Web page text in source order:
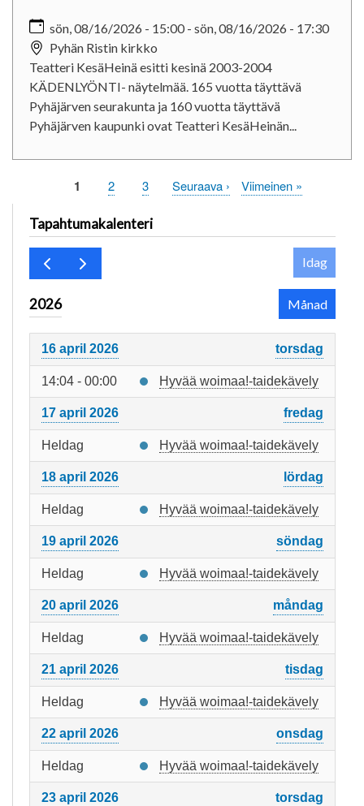
sön, 08/16/2026 - 15:00- sön, 08/16/2026 - 17:30
Pyhän Ristin kirkko
Teatteri KesäHeinä esitti kesinä 2003-2004
KÄDENLYÖNTI- näytelmää. 165 vuotta täyttävä
Pyhäjärven seurakunta ja 160 vuotta täyttävä
Pyhäjärven kaupunki ovat Teatteri KesäHeinän...
Paginering
Sida
1 Sida
2 Sida
3
Nästa
Seuraava ›
Sista
Viimeinen »
Tapahtumakalenteri
Idag
2026 Månad
16 april 2026 torsdag
14:04 - 00:00 Hyvää woimaa!-taidekävely
17 april 2026 fredag
Heldag Hyvää woimaa!-taidekävely
18 april 2026 lördag
Heldag Hyvää woimaa!-taidekävely
19 april 2026 söndag
Heldag Hyvää woimaa!-taidekävely
20 april 2026 måndag
Heldag Hyvää woimaa!-taidekävely
21 april 2026 tisdag
Heldag Hyvää woimaa!-taidekävely
22 april 2026 onsdag
Heldag Hyvää woimaa!-taidekävely
23 april 2026 torsdag